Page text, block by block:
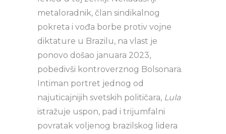
metaloradnik, član sindikalnog
pokreta i vođa borbe protiv vojne
diktature u Brazilu, na vlast je
ponovo došao januara 2023,
pobedivši kontroverznog Bolsonara.
Intiman portret jednog od
najuticajnijih svetskih političara, Lula
istražuje uspon, pad i trijumfalni
povratak voljenog brazilskog lidera